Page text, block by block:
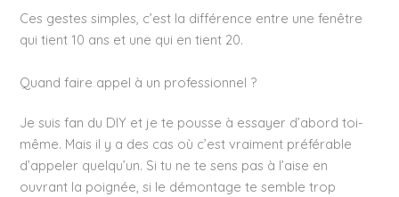
Ces gestes simples, c’est la différence entre une fenêtre
qui tient 10 ans et une qui en tient 20.
Quand faire appel à un professionnel ?
Je suis fan du DIY et je te pousse à essayer d’abord toi-
même. Mais il y a des cas où c’est vraiment préférable
d’appeler quelqu’un. Si tu ne te sens pas à l’aise en
ouvrant la poignée, si le démontage te semble trop